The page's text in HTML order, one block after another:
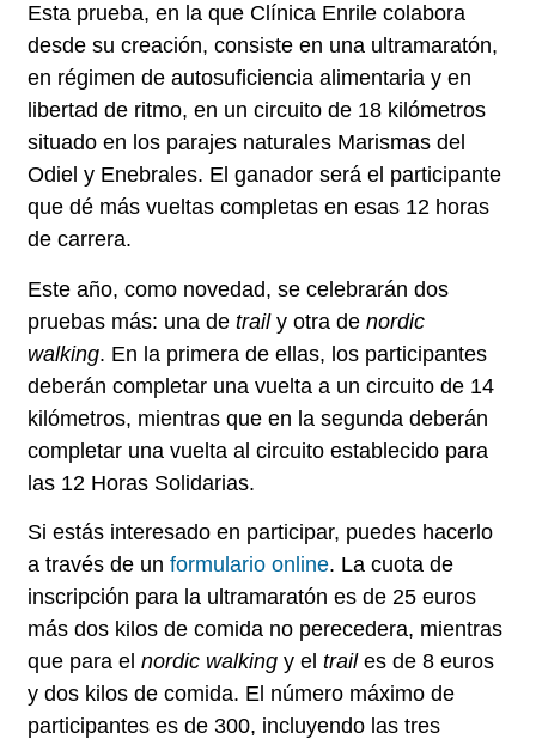
Esta prueba, en la que Clínica Enrile colabora
desde su creación, consiste en una ultramaratón,
en régimen de autosuficiencia alimentaria y en
libertad de ritmo, en un circuito de 18 kilómetros
situado en los parajes naturales Marismas del
Odiel y Enebrales. El ganador será el participante
que dé más vueltas completas en esas 12 horas
de carrera.
Este año, como novedad, se celebrarán dos
pruebas más: una detraily otra denordic
walking. En la primera de ellas, los participantes
deberán completar una vuelta a un circuito de 14
kilómetros, mientras que en la segunda deberán
completar una vuelta al circuito establecido para
las 12 Horas Solidarias.
Si estás interesado en participar, puedes hacerlo
a través de unformulario online. La cuota de
inscripción para la ultramaratón es de 25 euros
más dos kilos de comida no perecedera, mientras
que para elnordic walking y eltrailes de 8 euros
y dos kilos de comida. El número máximo de
participantes es de 300, incluyendo las tres